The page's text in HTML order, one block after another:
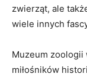
zwierząt, ⁤ale
wiele ⁣innych
Muzeum zoologii
miłośników